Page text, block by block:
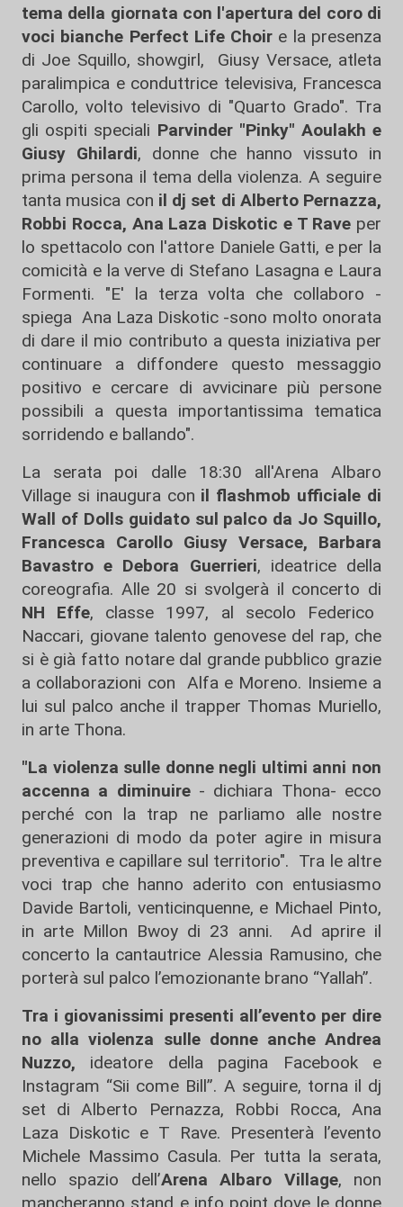
tema della giornata con l'apertura del coro di
voci bianche Perfect Life Choir e la presenza
di Joe Squillo, showgirl, Giusy Versace, atleta
paralimpica e conduttrice televisiva, Francesca
Carollo, volto televisivo di "Quarto Grado". Tra
gli ospiti speciali Parvinder "Pinky" Aoulakh e
Giusy Ghilardi, donne che hanno vissuto in
prima persona il tema della violenza. A seguire
tanta musica con il dj set di Alberto Pernazza,
Robbi Rocca, Ana Laza Diskotic e T Rave per
lo spettacolo con l'attore Daniele Gatti, e per la
comicità e la verve di Stefano Lasagna e Laura
Formenti. "E' la terza volta che collaboro -
spiega Ana Laza Diskotic -sono molto onorata
di dare il mio contributo a questa iniziativa per
continuare a diffondere questo messaggio
positivo e cercare di avvicinare più persone
possibili a questa importantissima tematica
sorridendo e ballando".
La serata poi dalle 18:30 all'Arena Albaro
Village si inaugura con il flashmob ufficiale di
Wall of Dolls guidato sul palco da Jo Squillo,
Francesca Carollo Giusy Versace, Barbara
Bavastro e Debora Guerrieri, ideatrice della
coreografia. Alle 20 si svolgerà il concerto di
NH Effe, classe 1997, al secolo Federico
Naccari, giovane talento genovese del rap, che
si è già fatto notare dal grande pubblico grazie
a collaborazioni con Alfa e Moreno. Insieme a
lui sul palco anche il trapper Thomas Muriello,
in arte Thona.
"La violenza sulle donne negli ultimi anni non
accenna a diminuire- dichiara Thona- ecco
perché con la trap ne parliamo alle nostre
generazioni di modo da poter agire in misura
preventiva e capillare sul territorio". Tra le altre
voci trap che hanno aderito con entusiasmo
Davide Bartoli, venticinquenne, e Michael Pinto,
in arte Millon Bwoy di 23 anni. Ad aprire il
concerto la cantautrice Alessia Ramusino, che
porterà sul palco l’emozionante brano “Yallah”.
Tra i giovanissimi presenti all’evento per dire
no alla violenza sulle donne anche Andrea
Nuzzo, ideatore della pagina Facebook e
Instagram “Sii come Bill”. A seguire, torna il dj
set di Alberto Pernazza, Robbi Rocca, Ana
Laza Diskotic e T Rave. Presenterà l’evento
Michele Massimo Casula. Per tutta la serata,
nello spazio dell’Arena Albaro Village, non